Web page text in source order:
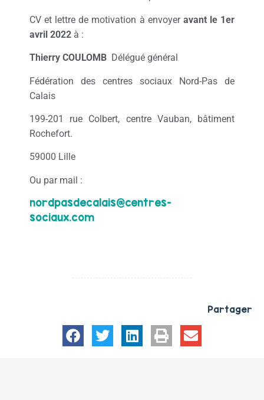
CV et lettre de motivation à envoyer avant le 1er
avril 2022 à :
Thierry COULOMB Délégué général
Fédération des centres sociaux Nord-Pas de
Calais
199-201 rue Colbert, centre Vauban, bâtiment
Rochefort.
59000 Lille
Ou par mail :
nordpasdecalais@centres-
sociaux.com
Partager